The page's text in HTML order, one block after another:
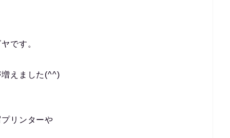
です。
えました(^^)
リンターや